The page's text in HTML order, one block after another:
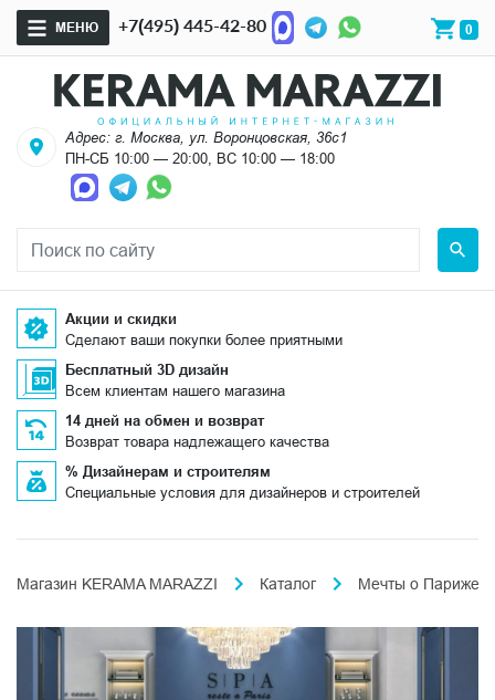
МЕНЮ +7(495) 445-42-80 0
Адрес: г. Москва, ул. Воронцовская, 36с1
ПН-СБ 10:00 — 20:00, ВС 10:00 — 18:00
Акции и скидки
Сделают ваши покупки более приятными
Бесплатный 3D дизайн
Всем клиентам нашего магазина
14 дней на обмен и возврат
Возврат товара надлежащего качества
% Дизайнерам и строителям
Специальные условия для дизайнеров и строителей
Магазин KERAMA MARAZZI Каталог Мечты о Париже